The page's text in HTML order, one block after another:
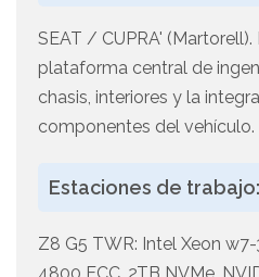
SEAT / CUPRA'
plataforma central de
chasis, interiores y la
componentes del vehículo.
Estaciones de trabajo:
Z8 G5 TWR: Intel Xeon